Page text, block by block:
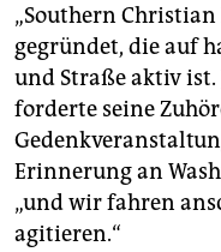
„Southern Christian
gegründet, die auf
und Straße aktiv ist.
forderte seine
Erinnerung an
„und wir fahren
agitieren.“